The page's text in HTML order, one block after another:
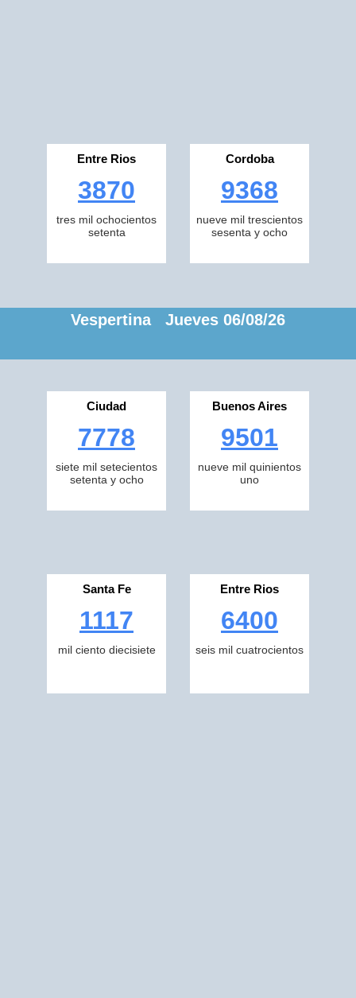
Entre Rios
3870
tres mil ochocientos
setenta
Cordoba
9368
nueve mil trescientos
sesenta y ocho
Vespertina Jueves 06/08/26
Ciudad
7778
siete mil setecientos
setenta y ocho
Buenos Aires
9501
nueve mil quinientos
uno
Santa Fe
1117
mil ciento diecisiete
Entre Rios
6400
seis mil cuatrocientos